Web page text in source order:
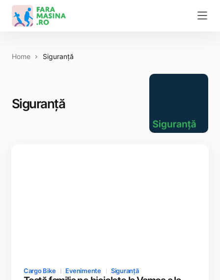
Home Siguranță
Siguranță
Cargo Bike Evenimente Siguranță